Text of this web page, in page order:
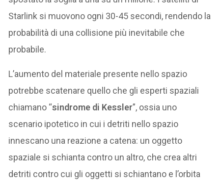
Starlink si muovono ogni 30-45 secondi, rendendo la
probabilità di una collisione più inevitabile che
probabile.
L’aumento del materiale presente nello spazio
potrebbe scatenare quello che gli esperti spaziali
chiamano “sindrome di Kessler”, ossia uno
scenario ipotetico in cui i detriti nello spazio
innescano una reazione a catena: un oggetto
spaziale si schianta contro un altro, che crea altri
detriti contro cui gli oggetti si schiantano e l’orbita